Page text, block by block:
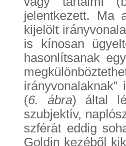
jelentkezett. Ma
kijelölt
is kínosan
hasonlítsanak
(6. ábra) által
szubjektív,
szférát eddig
Goldin kezéből